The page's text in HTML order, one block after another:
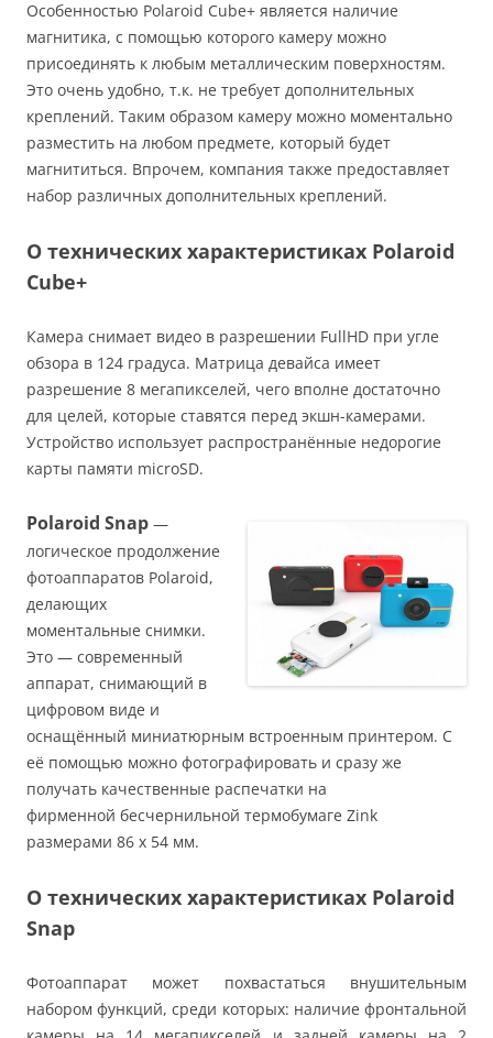
Особенностью Polaroid Cube+ является наличие
магнитика, с помощью которого камеру можно
присоединять к любым металлическим поверхностям.
Это очень удобно, т.к. не требует дополнительных
креплений. Таким образом камеру можно моментально
разместить на любом предмете, который будет
магнититься. Впрочем, компания также предоставляет
набор различных дополнительных креплений.
О технических характеристиках Polaroid
Cube+
Камера снимает видео в разрешении FullHD при угле
обзора в 124 градуса. Матрица девайса имеет
разрешение 8 мегапикселей, чего вполне достаточно
для целей, которые ставятся перед экшн-камерами.
Устройство использует распространённые недорогие
карты памяти microSD.
Polaroid Snap —
логическое продолжение
фотоаппаратов Polaroid,
делающих
моментальные снимки.
Это — современный
аппарат, снимающий в
цифровом виде и
оснащённый миниатюрным встроенным принтером. С
её помощью можно фотографировать и сразу же
получать качественные распечатки на
фирменной бесчернильной термобумаге Zink
размерами 86 x 54 мм.
О технических характеристиках Polaroid
Snap
Фотоаппарат может похвастаться внушительным
набором функций, среди которых: наличие фронтальной